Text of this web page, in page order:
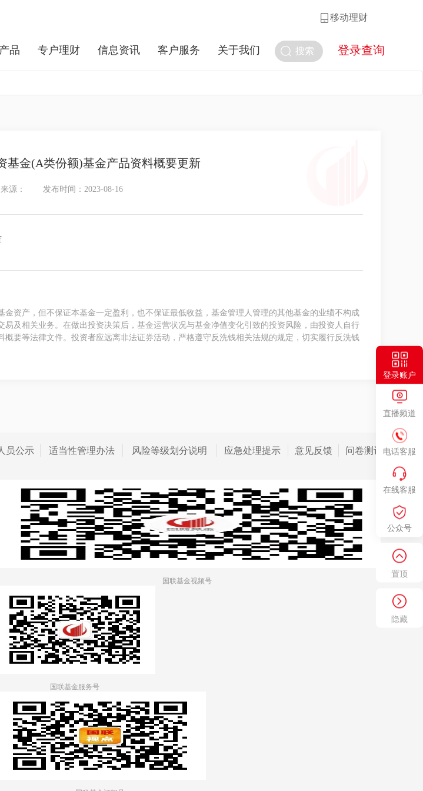
登录账户
直播频道
电话客服
在线客服
公众号
置顶
隐藏
移动理财
搜索 登录查询
品 专户理财 信息资讯 客户服务 关于我们
基金(A类份额)基金产品资料概要更新
来源： 发布时间：2023-08-16
资产，但不保证本基金一定盈利，也不保证最低收益，基金管理人管理的其他基金的业绩不构成
及相关业务。在做出投资决策后，基金运营状况与基金净值变化引致的投资风险，由投资人自行
要等法律文件。投资者应远离非法证券活动，严格遵守反洗钱相关法规的规定，切实履行反洗钱
员公示 适当性管理办法 风险等级划分说明 应急处理提示 意见反馈 问卷测评
国联基金视频号
国联基金服务号